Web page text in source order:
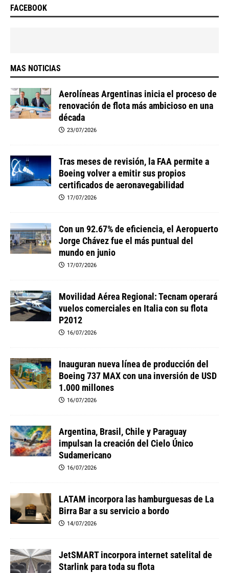
FACEBOOK
MAS NOTICIAS
Aerolíneas Argentinas inicia el proceso de
renovación de flota más ambicioso en una
década
23/07/2026
Tras meses de revisión, la FAA permite a
Boeing volver a emitir sus propios
certificados de aeronavegabilidad
17/07/2026
Con un 92.67% de eficiencia, el Aeropuerto
Jorge Chávez fue el más puntual del
mundo en junio
17/07/2026
Movilidad Aérea Regional: Tecnam operará
vuelos comerciales en Italia con su flota
P2012
16/07/2026
Inauguran nueva línea de producción del
Boeing 737 MAX con una inversión de USD
1.000 millones
16/07/2026
Argentina, Brasil, Chile y Paraguay
impulsan la creación del Cielo Único
Sudamericano
16/07/2026
LATAM incorpora las hamburguesas de La
Birra Bar a su servicio a bordo
14/07/2026
JetSMART incorpora internet satelital de
Starlink para toda su flota